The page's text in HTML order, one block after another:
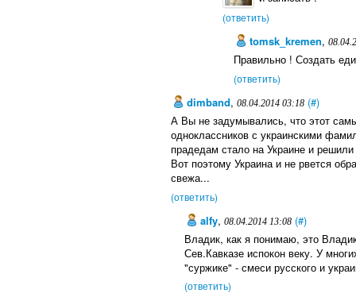
(ответить)
tomsk_kremen,
Правильно ! Создать
(ответить)
dimband,08.04.2014 03:18 (#)
А Вы не задумывались, что этот
одноклассников с украинскими
прадедам стало на Украине и
Вот поэтому Украина и не рвется
свежа...
(ответить)
alfy, 08.04.2014 13:08 (#)
Владик, как я понимаю, это
Сев.Кавказе испокон веку. У
"суржике" - смеси русского и
(ответить)